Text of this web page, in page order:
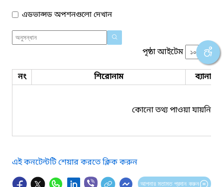
এডভান্সড অপশনগুলো দেখান
পৃষ্ঠা আইটেম
নং শিরোনাম ব্যানার
কোনো তথ্য পাওয়া যায়নি।
এই কনটেন্টটি শেয়ার করতে ক্লিক করুন
আপনার মতামত প্রদান করুন